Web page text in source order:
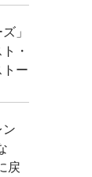
」
・
ー
戻